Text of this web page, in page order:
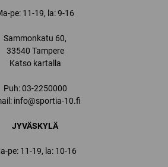
pe: 11-19, la: 9-16
Sammonkatu 60,
33540 Tampere
Katso kartalla
Puh:03-2250000
info@sportia-10.fi
JYVÄSKYLÄ
pe: 11-19, la: 10-16